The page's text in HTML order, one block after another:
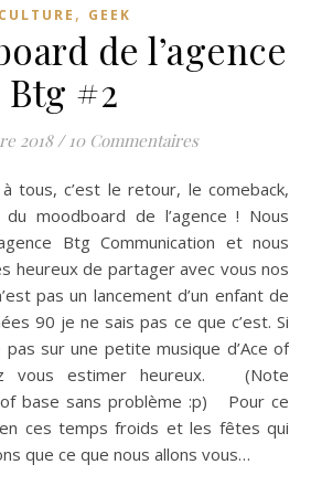
CULTURE , GEEK
de l’agence
Btg #2
2018 / 10 Commentaires
du moodboard de l’agence ! Nous
Btg Communication et nous
heureux de partager avec vous nos
pas un lancement d’un enfant de
90 je ne sais pas ce que c’est. Si
pas sur une petite musique d’Ace of
vous estimer heureux. (Note
of base sans problème :p) Pour ce
ces temps froids et les fêtes qui
que ce que nous allons vous…